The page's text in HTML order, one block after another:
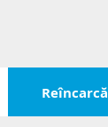
Reîncarcă